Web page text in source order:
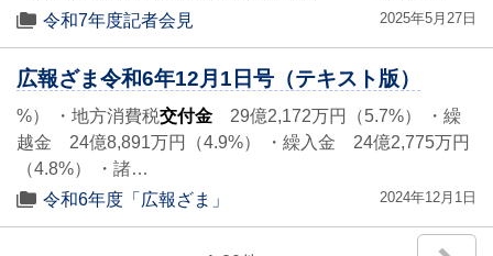
令和7年度記者会見
2025年5月27日
広報ざま令和6年12月1日号（テキスト版）
%） ・地方消費税交付金 29億2,172万円（5.7%） ・繰
越金 24億8,891万円（4.9%） ・繰入金 24億2,775万円
（4.8%） ・諸…
令和6年度「広報ざま」
2024年12月1日